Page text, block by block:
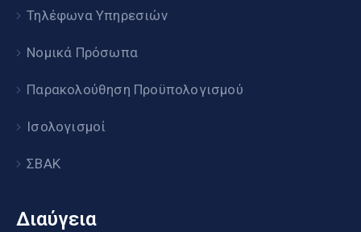
Τηλέφωνα Υπηρεσιών
Νομικά Πρόσωπα
Παρακολούθηση Προϋπολογισμού
Ισολογισμοί
ΣΒΑΚ
Διαύγεια